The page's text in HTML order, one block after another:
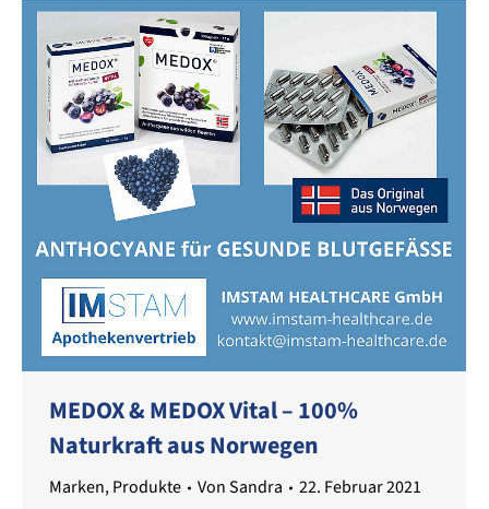
MEDOX & MEDOX Vital – 100%
Naturkraft aus Norwegen
Marken,Produkte VonSandra
22. Februar 2021